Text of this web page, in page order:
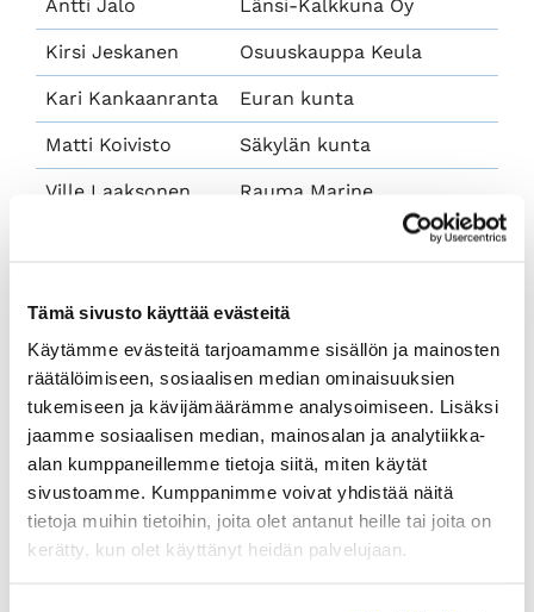
Tämä sivusto käyttää evästeitä
Käytämme evästeitä tarjoamamme sisällön ja mainosten
räätälöimiseen, sosiaalisen median ominaisuuksien
tukemiseen ja kävijämäärämme analysoimiseen. Lisäksi
jaamme sosiaalisen median, mainosalan ja analytiikka-
alan kumppaneillemme tietoja siitä, miten käytät
sivustoamme. Kumppanimme voivat yhdistää näitä
tietoja muihin tietoihin, joita olet antanut heille tai joita on
kerätty, kun olet käyttänyt heidän palvelujaan.
Antti Jalo Länsi-Kalkkuna Oy
Kirsi Jeskanen Osuuskauppa Keula
Kari Kankaanranta Euran kunta
Matti Koivisto Säkylän kunta
Ville Laaksonen
Rauma Marine
Harri Pettersson
Rauman Tilataksipalvelu
Anu Vartiainen Euroports Rauma Oy
Keskuskauppakamarin
valtuuskunta 2025